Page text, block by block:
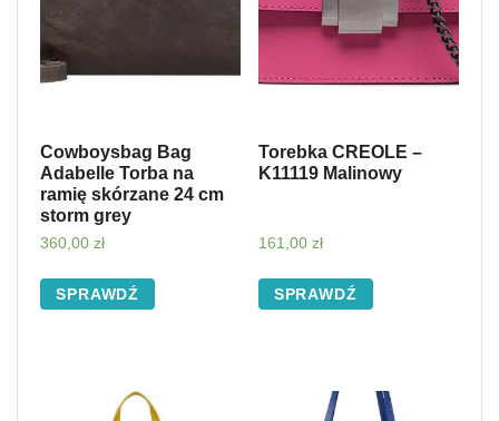
Cowboysbag Bag
Adabelle Torba na
ramię skórzane 24 cm
storm grey
360,00 zł
SPRAWDŹ
Torebka CREOLE –
K11119 Malinowy
161,00 zł
SPRAWDŹ